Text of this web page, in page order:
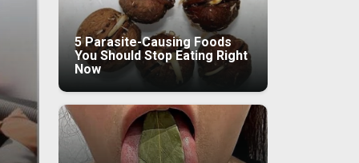
5 Parasite-Causing Foods
You Should Stop Eating Right
Now